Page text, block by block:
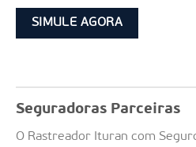
SIMULE AGORA
Seguradoras Parceiras
O Rastreador Ituran com